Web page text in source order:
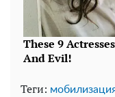
Теги: